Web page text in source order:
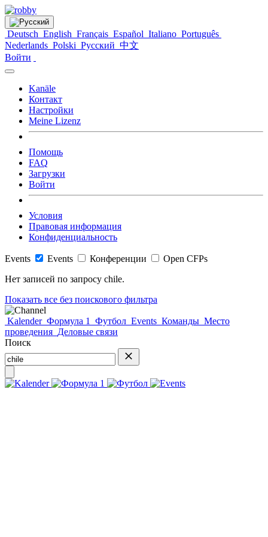
Deutsch English Français Español Italiano Português
Nederlands Polski Русский 中文
Войти
Kanäle
Контакт
Настройки
Meine Lizenz
Помощь
FAQ
Загрузки
Войти
Условия
Правовая информация
Конфиденциальность
Events Events Конференции
Open CFPs
Нет записей по запросу chile.
Показать все без поискового фильтра
Kalender Формула 1 Футбол Events Команды Место
проведения Деловые связи
Поиск